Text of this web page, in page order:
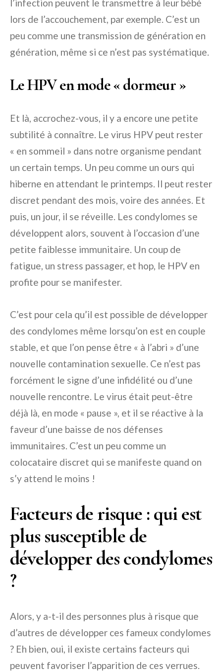
l’infection peuvent le transmettre à leur bébé
lors de l’accouchement, par exemple. C’est un
peu comme une transmission de génération en
génération, même si ce n’est pas systématique.
Le HPV en mode « dormeur »
Et là, accrochez-vous, il y a encore une petite
subtilité à connaître. Le virus HPV peut rester
« en sommeil » dans notre organisme pendant
un certain temps. Un peu comme un ours qui
hiberne en attendant le printemps. Il peut rester
discret pendant des mois, voire des années. Et
puis, un jour, il se réveille. Les condylomes se
développent alors, souvent à l’occasion d’une
petite faiblesse immunitaire. Un coup de
fatigue, un stress passager, et hop, le HPV en
profite pour se manifester.
C’est pour cela qu’il est possible de développer
des condylomes même lorsqu’on est en couple
stable, et que l’on pense être « à l’abri » d’une
nouvelle contamination sexuelle. Ce n’est pas
forcément le signe d’une infidélité ou d’une
nouvelle rencontre. Le virus était peut-être
déjà là, en mode « pause », et il se réactive à la
faveur d’une baisse de nos défenses
immunitaires. C’est un peu comme un
colocataire discret qui se manifeste quand on
s’y attend le moins !
Facteurs de risque : qui est
plus susceptible de
développer des condylomes
?
Alors, y a-t-il des personnes plus à risque que
d’autres de développer ces fameux condylomes
? Eh bien, oui, il existe certains facteurs qui
peuvent favoriser l’apparition de ces verrues.